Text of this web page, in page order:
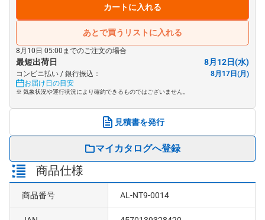
カートに入れる
あとで買うリストに入れる
8月10日 05:00までのご注文の場合
最短出荷日 8月12日(水)
コンビニ払い / 銀行振込：
8月17日(月)
お届け日の目安
※ 気象状況や運行状況により確約できるものではございません。
見積書を発行
マイカタログへ登録
商品仕様
商品番号 AL-NT9-0014